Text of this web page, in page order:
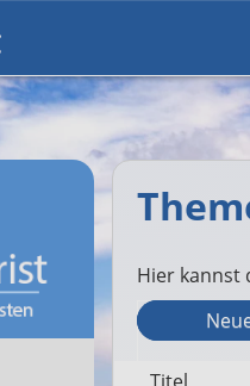
Hier kannst